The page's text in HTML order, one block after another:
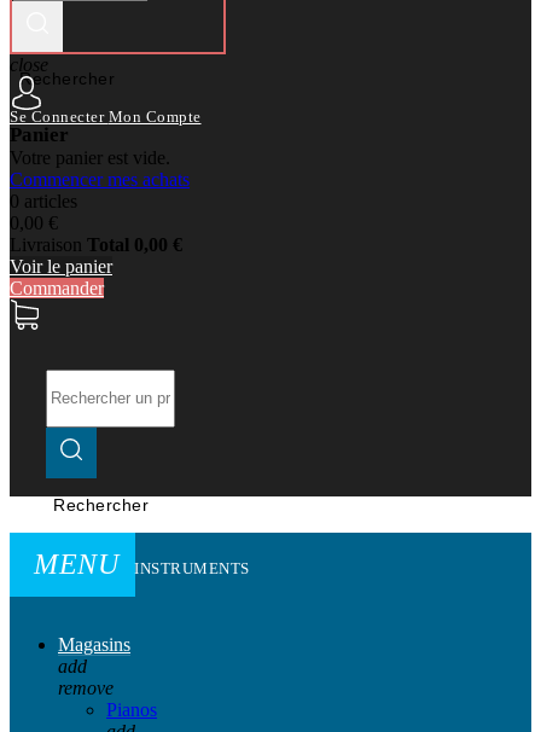
Rechercher
close
Se Connecter Mon Compte
Panier
Votre panier est vide.
Commencer mes achats
0 articles
0,00 €
Livraison Total 0,00 €
Voir le panier
Commander
Rechercher
MENU INSTRUMENTS
Magasins
add
remove
Pianos